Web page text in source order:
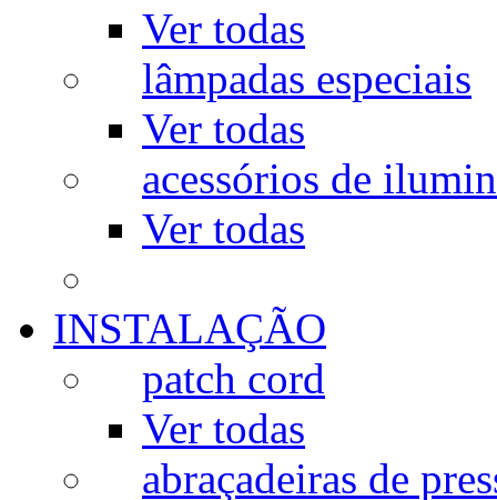
Ver todas
lâmpadas especiais
Ver todas
acessórios de
Ver todas
INSTALAÇÃO
patch cord
Ver todas
abraçadeiras de